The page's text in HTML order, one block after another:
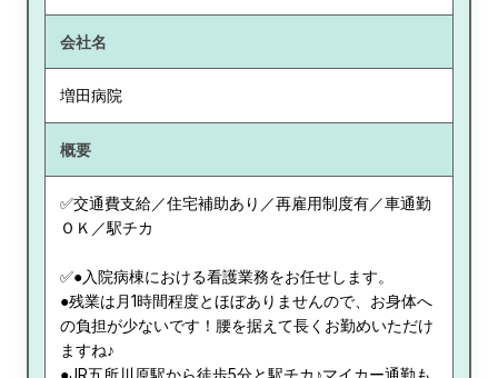
会社名
増田病院
概要
✅交通費支給／住宅補助あり／再雇用制度有／車通勤
ＯＫ／駅チカ
✅●入院病棟における看護業務をお任せします。
●残業は月1時間程度とほぼありませんので、お身体へ
の負担が少ないです！腰を据えて長くお勤めいただけ
ますね♪